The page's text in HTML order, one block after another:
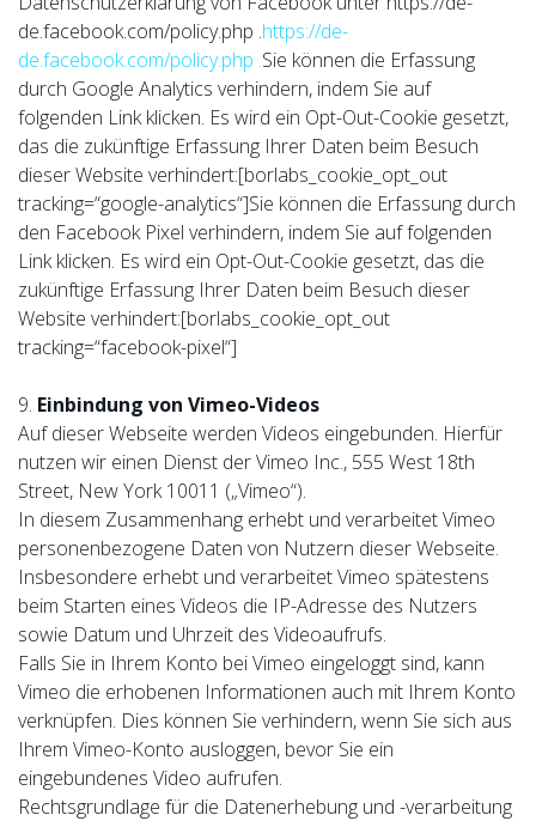
de.facebook.com/policy.php .https://de-
de.facebook.com/policy.php .Sie können die Erfassung
durch Google Analytics verhindern, indem Sie auf
folgenden Link klicken. Es wird ein Opt-Out-Cookie gesetzt,
das die zukünftige Erfassung Ihrer Daten beim Besuch
dieser Website verhindert:[borlabs_cookie_opt_out
tracking=“google-analytics“]Sie können die Erfassung durch
den Facebook Pixel verhindern, indem Sie auf folgenden
Link klicken. Es wird ein Opt-Out-Cookie gesetzt, das die
zukünftige Erfassung Ihrer Daten beim Besuch dieser
Website verhindert:[borlabs_cookie_opt_out
tracking=“facebook-pixel“]
9. Einbindung von Vimeo-Videos
Auf dieser Webseite werden Videos eingebunden. Hierfür
nutzen wir einen Dienst der Vimeo Inc., 555 West 18th
Street, New York 10011 („Vimeo“).
In diesem Zusammenhang erhebt und verarbeitet Vimeo
personenbezogene Daten von Nutzern dieser Webseite.
Insbesondere erhebt und verarbeitet Vimeo spätestens
beim Starten eines Videos die IP-Adresse des Nutzers
sowie Datum und Uhrzeit des Videoaufrufs.
Falls Sie in Ihrem Konto bei Vimeo eingeloggt sind, kann
Vimeo die erhobenen Informationen auch mit Ihrem Konto
verknüpfen. Dies können Sie verhindern, wenn Sie sich aus
Ihrem Vimeo-Konto ausloggen, bevor Sie ein
eingebundenes Video aufrufen.
Rechtsgrundlage für die Datenerhebung und -verarbeitung